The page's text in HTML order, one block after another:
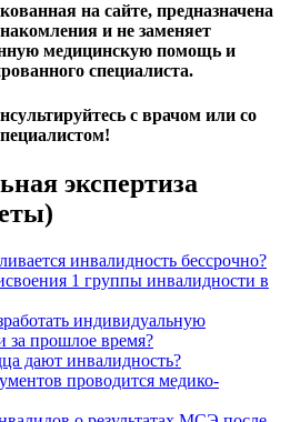
на сайте, предназначена
и не заменяет
медицинскую помощь и
специалиста.
с врачом или со
экспертиза
инвалидность бессрочно?
1 группы инвалидности в
индивидуальную
за прошлое время?
дают инвалидность?
проводится медико-